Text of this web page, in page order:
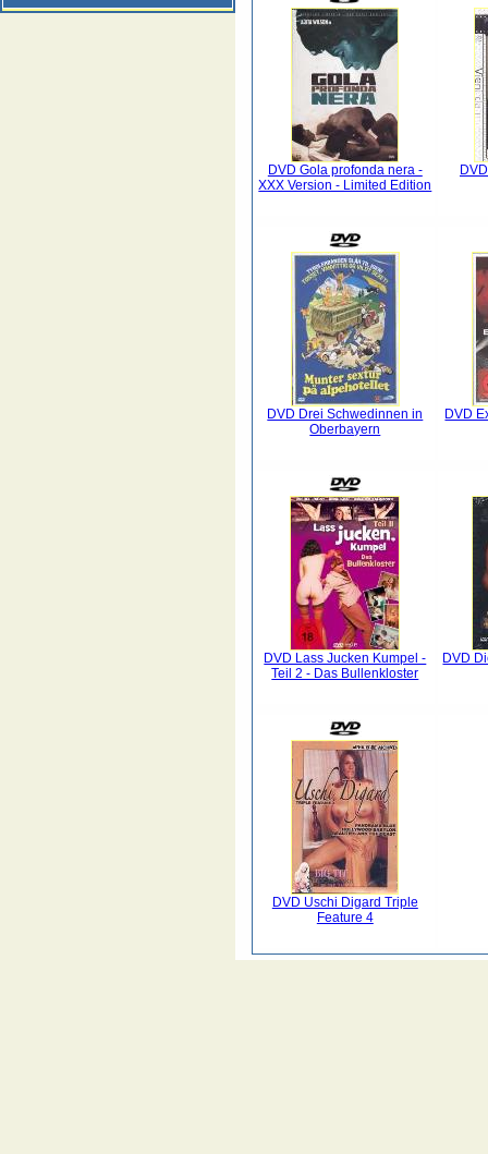
DVD Gola profonda nera -
XXX Version - Limited Edition
DVD Drei Schwedinnen in
Oberbayern
DVD
DVD Lass Jucken Kumpel -
Teil 2 - Das Bullenkloster
DVD
DVD Uschi Digard Triple
Feature 4